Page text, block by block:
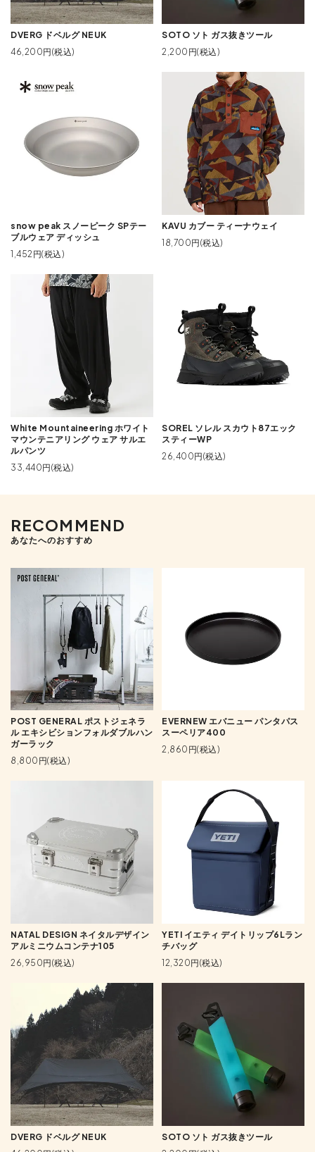
DVERG ドベルグ NEUK
46,200円(税込)
SOTO ソト ガス抜きツール
2,200円(税込)
snow peak スノーピーク SPテー
ブルウェア ディッシュ
1,452円(税込)
KAVU カブー ティーナウェイ
18,700円(税込)
White Mountaineering ホワイト
マウンテニアリング ウェア サルエ
ルパンツ
33,440円(税込)
SOREL ソレル スカウト87エック
スティーWP
26,400円(税込)
RECOMMEND
あなたへのおすすめ
POST GENERAL ポストジェネラ
ル エキシビションフォルダブルハン
ガーラック
8,800円(税込)
EVERNEW エバニュー パンタパス
スーペリア400
2,860円(税込)
NATAL DESIGN ネイタルデザイン
アルミニウムコンテナ105
26,950円(税込)
YETI イエティ デイトリップ6Lラン
チバッグ
12,320円(税込)
DVERG ドベルグ NEUK
SOTO ソト ガス抜きツール